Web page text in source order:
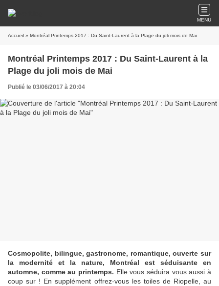
MENU
Accueil » Montréal Printemps 2017 : Du Saint-Laurent à la Plage du joli mois de Mai
Montréal Printemps 2017 : Du Saint-Laurent à la
Plage du joli mois de Mai
Publié le 03/06/2017 à 20:04
Cosmopolite, bilingue, gastronome, romantique, ouverte sur
la modernité et la nature, Montréal est séduisante en
automne, comme au printemps. Elle vous séduira vous aussi à
coup sur ! En supplément offrez-vous les toiles de Riopelle, au